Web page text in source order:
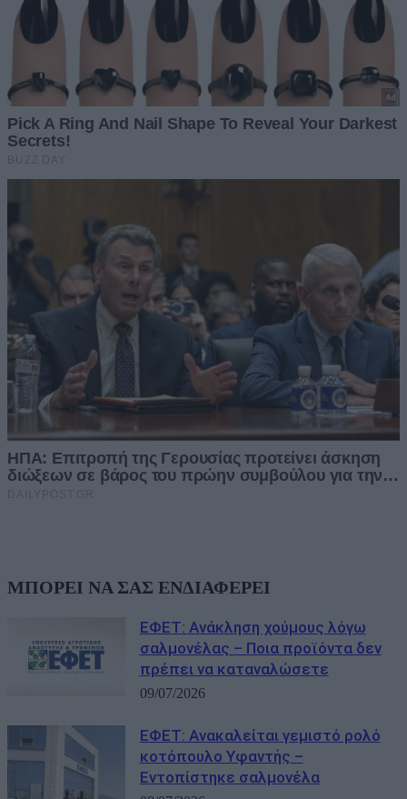
ΜΠΟΡΕΙ ΝΑ ΣΑΣ ΕΝΔΙΑΦΕΡΕΙ
ΕΦΕΤ: Ανάκληση χούμους λόγω
σαλμονέλας – Ποια προϊόντα δεν
πρέπει να καταναλώσετε
09/07/2026
ΕΦΕΤ: Ανακαλείται γεμιστό ρολό
κοτόπουλο Υφαντής –
Εντοπίστηκε σαλμονέλα